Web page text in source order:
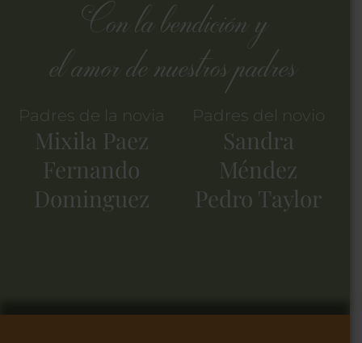
Con la bendición y
el amor de nuestros padres
Padres de la novia
Mixila Paez
Fernando
Dominguez
Padres del novio
Sandra
Méndez
Pedro Taylor